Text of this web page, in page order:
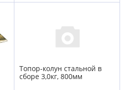
Топор-колун стальной в
сборе 3,0кг, 800мм